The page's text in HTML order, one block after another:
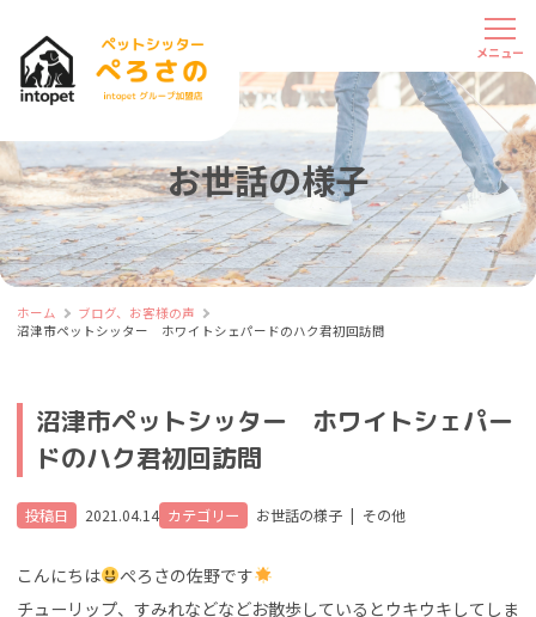
お世話の様子
ホーム
ブログ、お客様の声
沼津市ペットシッター ホワイトシェパードのハク君初回訪問
沼津市ペットシッター ホワイトシェパー
ドのハク君初回訪問
投稿日 2021.04.14 カテゴリー お世話の様子 | その他
こんにちは
ぺろさの佐野です
チューリップ、すみれなどなどお散歩しているとウキウキしてしま